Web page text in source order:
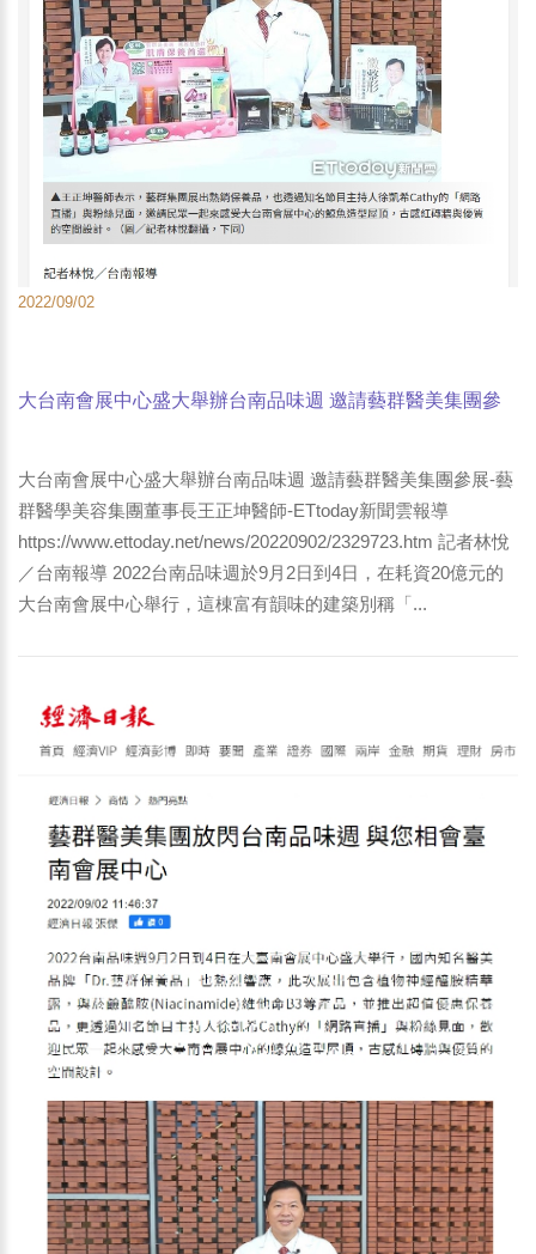
2022/09/02
大台南會展中心盛大舉辦台南品味週 邀請藝群醫美集團參
大台南會展中心盛大舉辦台南品味週 邀請藝群醫美集團參展-藝
群醫學美容集團董事長王正坤醫師-ETtoday新聞雲報導
https://www.ettoday.net/news/20220902/2329723.htm 記者林悅
／台南報導 2022台南品味週於9月2日到4日，在耗資20億元的
大台南會展中心舉行，這棟富有韻味的建築別稱「...